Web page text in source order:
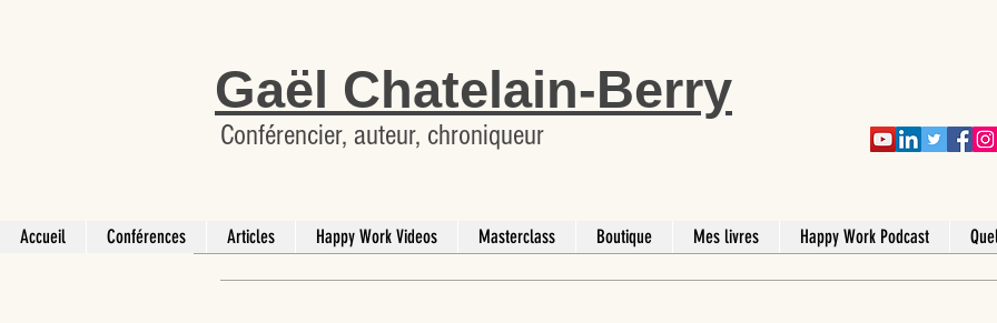
Gaël Chatelain-Berry
Conférencier, auteur, chroniqueur
Accueil Conférences Articles Happy Work Videos Masterclass Boutique Mes livres Happy Work Podcast